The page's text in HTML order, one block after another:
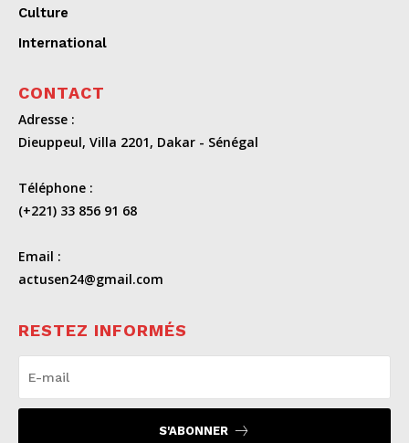
Culture
International
CONTACT
Adresse :
Dieuppeul, Villa 2201, Dakar - Sénégal
Téléphone :
(+221) 33 856 91 68
Email :
actusen24@gmail.com
RESTEZ INFORMÉS
S'ABONNER